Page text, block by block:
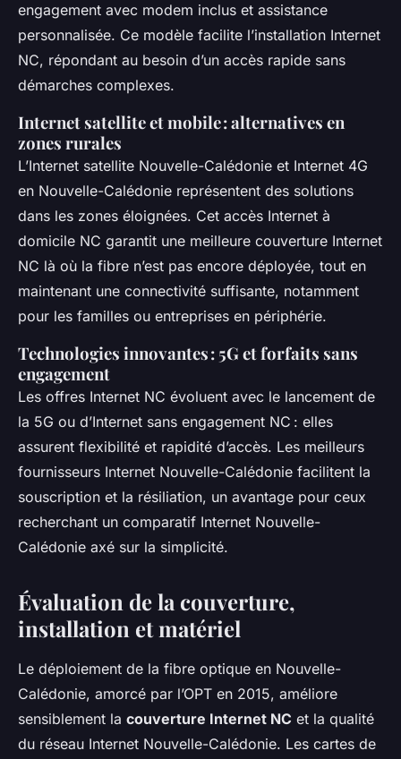
engagement avec modem inclus et assistance
personnalisée. Ce modèle facilite l’installation Internet
NC, répondant au besoin d’un accès rapide sans
démarches complexes.
Internet satellite et mobile : alternatives en
zones rurales
L’Internet satellite Nouvelle-Calédonie et Internet 4G
en Nouvelle-Calédonie représentent des solutions
dans les zones éloignées. Cet accès Internet à
domicile NC garantit une meilleure couverture Internet
NC là où la fibre n’est pas encore déployée, tout en
maintenant une connectivité suffisante, notamment
pour les familles ou entreprises en périphérie.
Technologies innovantes : 5G et forfaits sans
engagement
Les offres Internet NC évoluent avec le lancement de
la 5G ou d’Internet sans engagement NC : elles
assurent flexibilité et rapidité d’accès. Les meilleurs
fournisseurs Internet Nouvelle-Calédonie facilitent la
souscription et la résiliation, un avantage pour ceux
recherchant un comparatif Internet Nouvelle-
Calédonie axé sur la simplicité.
Évaluation de la couverture,
installation et matériel
Le déploiement de la fibre optique en Nouvelle-
Calédonie, amorcé par l’OPT en 2015, améliore
sensiblement la couverture Internet NC et la qualité
du réseau Internet Nouvelle-Calédonie. Les cartes de